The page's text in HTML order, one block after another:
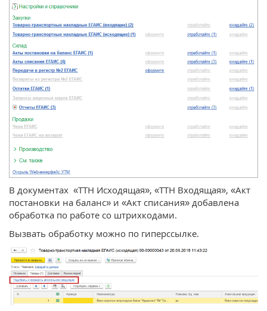
В документах «ТТН Исходящая», «ТТН Входящая», «Акт
постановки на баланс» и «Акт списания» добавлена
обработка по работе со штрихкодами.
Вызвать обработку можно по гиперссылке.